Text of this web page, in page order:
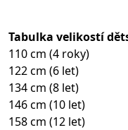
Tabulka velikostí
110 cm (4 roky)
122 cm (6 let)
134 cm (8 let)
146 cm (10 let)
158 cm (12 let)